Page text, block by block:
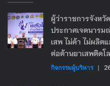
ผู้ว่าราชการจังห
ประกาศเจตนารม
เสพ ไม่ค้า ไม่ผลิต
ต่อต้านยาเสพติดโ
กิจกรรมผู้บริหาร |